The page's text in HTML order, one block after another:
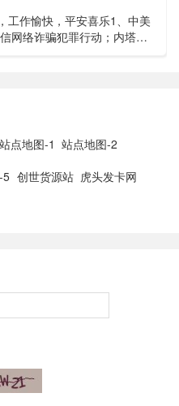
工作愉快，平安喜乐1、中美
网络诈骗犯罪行动；内塔尼
站点地图-1 站点地图-2
5 创世货源站 虎头发卡网